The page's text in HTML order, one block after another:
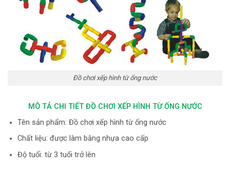
Đồ chơi xếp hình từ ống nước
MÔ TẢ CHI TIẾT ĐỒ CHƠI XẾP HÌNH TỪ ỐNG NƯỚC
Tên sản phẩm: Đồ chơi xếp hình từ ống nước
Chất liệu: được làm bằng nhựa cao cấp
Độ tuổi: từ 3 tuổi trở lên